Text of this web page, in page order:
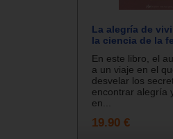
La alegría de
la ciencia de la
En este libro, el
a un viaje en el
desvelar los
encontrar alegría
en...
19.90 €